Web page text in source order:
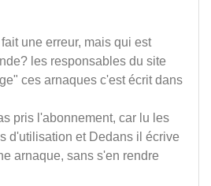
une erreur, mais qui est
les responsables du site
ces arnaques c'est écrit dans
pris l'abonnement, car lu les
d'utilisation et Dedans il écrive
arnaque, sans s'en rendre